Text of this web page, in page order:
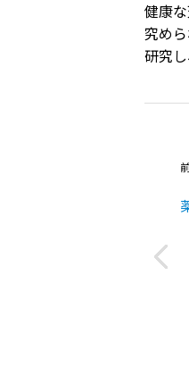
健康
究め
研究